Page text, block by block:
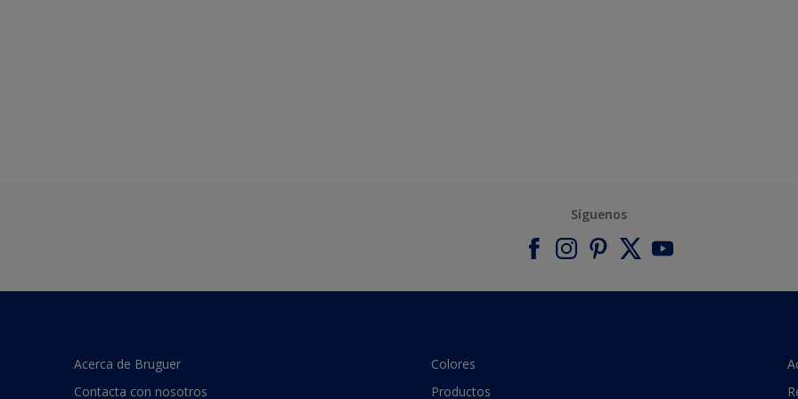
Síguenos
Acerca de Bruguer
Contacta con nosotros
Colores
Productos